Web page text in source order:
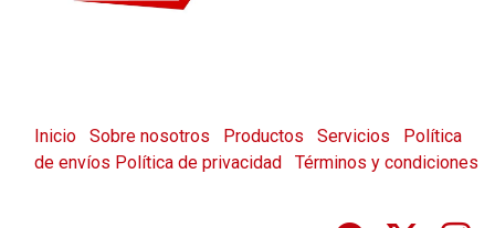
Inicio Sobre nosotros Productos Servicios
Política
de envíos Política de privacidad Términos y condiciones